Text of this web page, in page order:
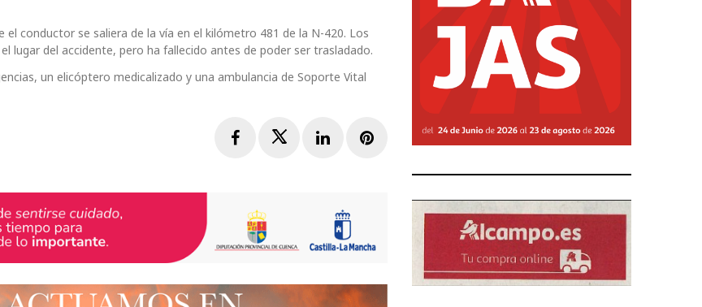
conductor se saliera de la vía en el kilómetro 481 de la N-420. Los
lugar del accidente, pero ha fallecido antes de poder ser trasladado.
un elicóptero medicalizado y una ambulancia de Soporte Vital
FacebookTwitterLinkedInPinterest